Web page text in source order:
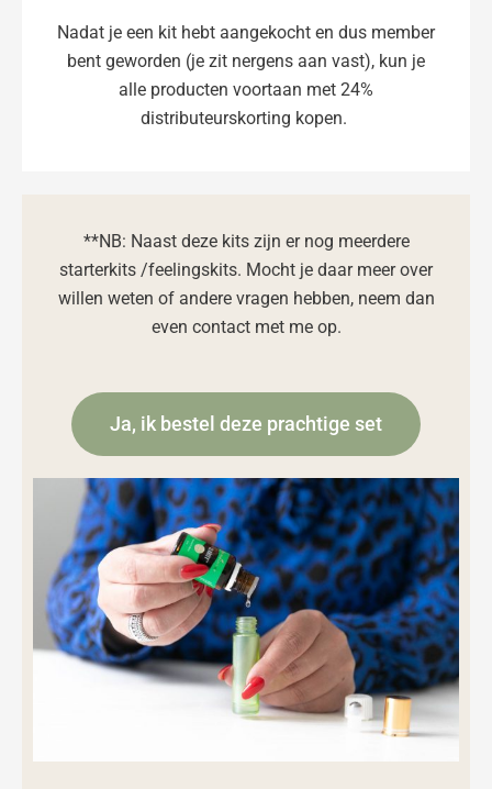
Nadat je een kit hebt aangekocht en dus member
bent geworden (je zit nergens aan vast), kun je
alle producten voortaan met 24%
distributeurskorting kopen.
**NB: Naast deze kits zijn er nog meerdere
starterkits /feelingskits. Mocht je daar meer over
willen weten of andere vragen hebben, neem dan
even contact met me op.
Ja, ik bestel deze prachtige set